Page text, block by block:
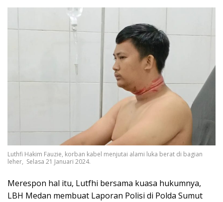
Luthfi Hakim Fauzie, korban kabel menjutai alami luka berat di bagian
leher, Selasa 21 Januari 2024.
Merespon hal itu, Lutfhi bersama kuasa hukumnya,
LBH Medan membuat Laporan Polisi di Polda Sumut